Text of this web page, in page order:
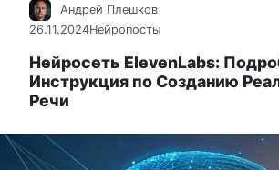
Андрей Плешков
26.11.2024Нейропосты
Нейросеть ElevenLabs:
Инструкция по Созданию
Речи